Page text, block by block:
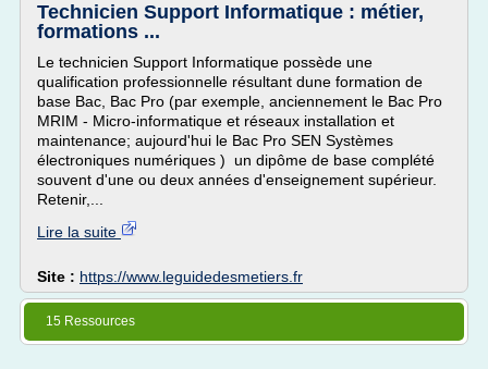
Technicien Support Informatique : métier,
formations ...
Le technicien Support Informatique possède une
qualification professionnelle résultant dune formation de
base Bac, Bac Pro (par exemple, anciennement le Bac Pro
MRIM - Micro-informatique et réseaux installation et
maintenance; aujourd'hui le Bac Pro SEN Systèmes
électroniques numériques ) un dipôme de base complété
souvent d'une ou deux années d'enseignement supérieur.
Retenir,...
Lire la suite
Site : https://www.leguidedesmetiers.fr
15 Ressources